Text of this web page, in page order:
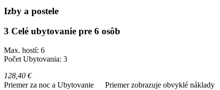
Izby a postele
3 Celé ubytovanie pre 6 osôb
Max. hostí: 6
Počet Ubytovania: 3
128,40 €
Priemer za noc a Ubytovanie
Priemer zobrazuje obvyklé náklady